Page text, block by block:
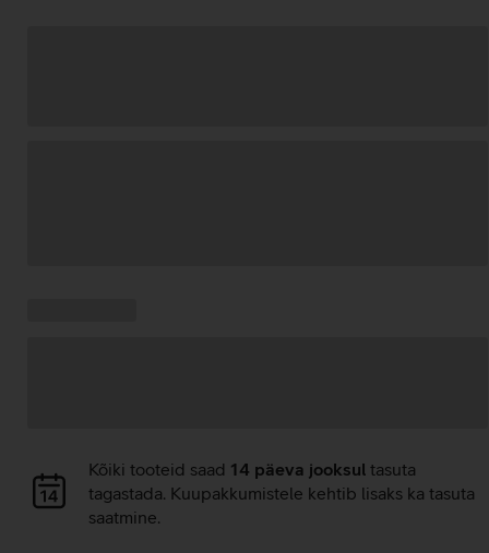
Andmete
laadimine
Kõiki tooteid saad 14 päeva jooksul tasuta
tagastada. Kuupakkumistele kehtib lisaks ka tasuta
saatmine.